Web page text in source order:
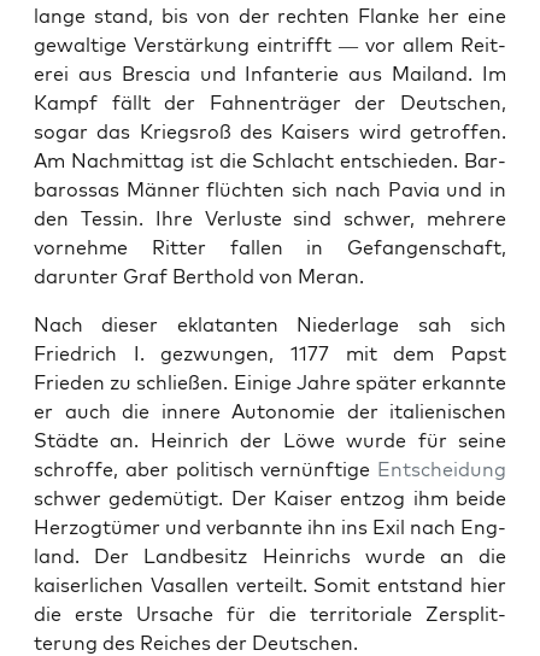
lange stand, bis von der recht­en Flanke her eine
gewaltige Ver­stärkung ein­trifft — vor allem Reit­
erei aus Bres­cia und Infan­terie aus Mai­land. Im
Kampf fällt der Fah­nen­träger der Deutschen,
sog­ar das Kriegsroß des Kaisers wird getrof­fen.
Am Nach­mit­tag ist die Schlacht entsch­ieden. Bar­
barossas Män­ner flücht­en sich nach Pavia und in
den Tessin. Ihre Ver­luste sind schw­er, mehrere
vornehme Rit­ter fall­en in Gefan­gen­schaft,
darunter Graf Berthold von Mer­an.
Nach dieser ekla­tan­ten Nieder­lage sah sich
Friedrich I. gezwun­gen, 1177 mit dem Papst
Frieden zu schließen. Einige Jahre später erkan­nte
er auch die innere Autonomie der ital­ienis­chen
Städte an. Hein­rich der Löwe wurde für seine
schroffe, aber poli­tisch vernün­ftige Entschei­dung
schw­er gedemütigt. Der Kaiser ent­zog ihm bei­de
Her­zogtümer und ver­ban­nte ihn ins Exil nach Eng­
land. Der Landbe­sitz Hein­richs wurde an die
kaiser­lichen Vasallen verteilt. Somit ent­stand hier
die erste Ursache für die ter­ri­to­ri­ale Zer­split­
terung des Reich­es der Deutschen.